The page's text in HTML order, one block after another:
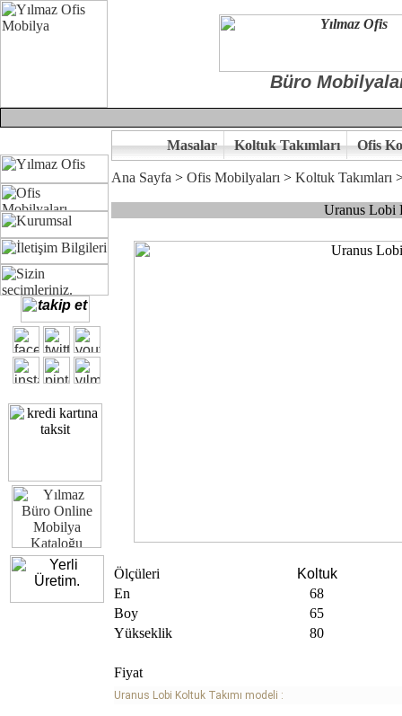
Büro
Ofisinizin dekorasyonunda ergonomi ve kaliteye önem
Çünkü sitemizde bulunan seçkin ürünler ile hayal ettiğiniz özgün
Size yakışan ofis tasarımına gelin birlikte karar verelim.
Kalite ve ergonomiyi arıyanların tercihi...Yılmaz Büro Mobilya
Masalar Koltuk Takımları Ofis
Ana Sayfa > Ofis Mobilyaları > Koltuk Takımları
Uranus Lobi
Ölçüleri
Koltuk
En
68
Boy
65
Yükseklik
80
Fiyat
Uranus Lobi Koltuk Takımı modeli :